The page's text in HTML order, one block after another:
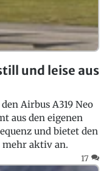
und leise aus
Airbus A319 Neo
aus den eigenen
und bietet den
mehr aktiv an.
17